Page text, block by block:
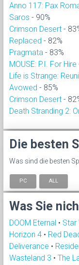
Anno 117: Pax
Saros - 90%
Crimson Desert -
Replaced - 82%
Pragmata - 83%
MOUSE: P.I. For Hire
Life is Strange:
Avowed - 85%
Crimson Desert -
Death Stranding 2:
Die besten
Was sind die besten
PC ALL
Was Sie
DOOM Eternal • Star
Horizon 4 • Red
Deliverance •
Wasteland 3 • The